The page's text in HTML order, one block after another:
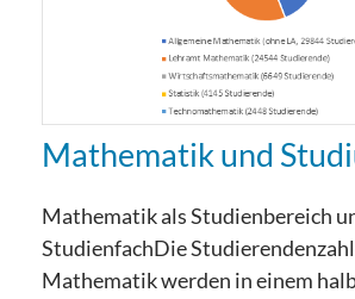
Mathematik und
Mathematik als Studienbereich
StudienfachDie
Mathematik werden in einem